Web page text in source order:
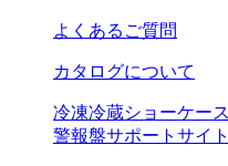
よくあるご質問
カタログについて
冷凍冷蔵ショーケース
警報盤サポートサイト